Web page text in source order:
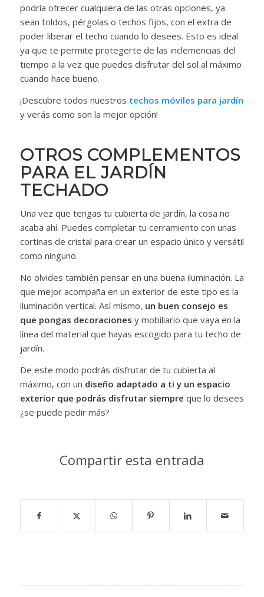
podría ofrecer cualquiera de las otras opciones, ya
sean toldos, pérgolas o techos fijos, con el extra de
poder liberar el techo cuando lo desees. Esto es ideal
ya que te permite protegerte de las inclemencias del
tiempo a la vez que puedes disfrutar del sol al máximo
cuando hace bueno.
¡Descubre todos nuestros techos móviles para jardín
y verás como son la mejor opción!
OTROS COMPLEMENTOS
PARA EL JARDÍN
TECHADO
Una vez que tengas tu cubierta de jardín, la cosa no
acaba ahí. Puedes completar tu cerramiento con unas
cortinas de cristal para crear un espacio único y versátil
como ninguno.
No olvides también pensar en una buena iluminación. La
que mejor acompaña en un exterior de este tipo es la
iluminación vertical. Así mismo, un buen consejo es
que pongas decoraciones y mobiliario que vaya en la
línea del material que hayas escogido para tu techo de
jardín.
De este modo podrás disfrutar de tu cubierta al
máximo, con un diseño adaptado a ti y un espacio
exterior que podrás disfrutar siempre que lo desees
¿se puede pedir más?
Compartir esta entrada